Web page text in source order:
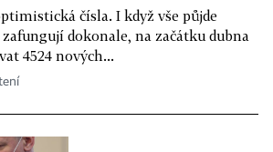
čísla. I když vše půjde
dokonale, na začátku dubna
4524 nových...